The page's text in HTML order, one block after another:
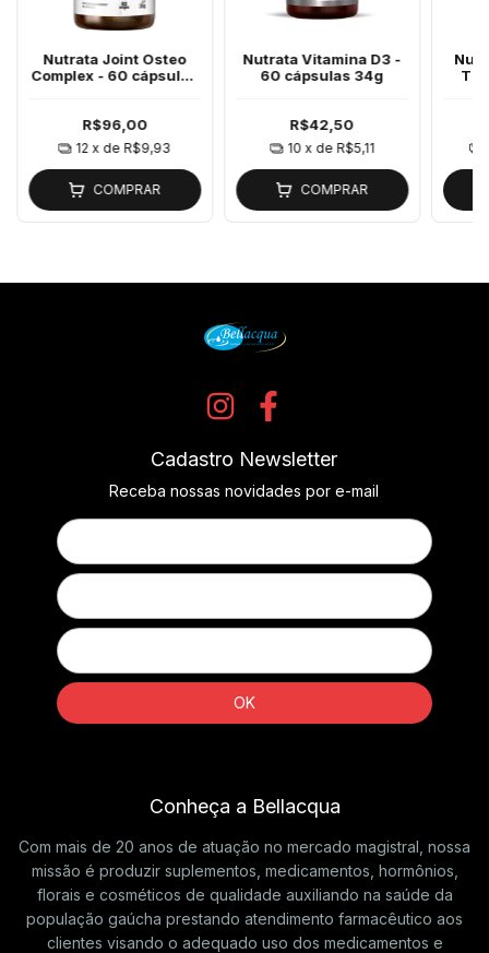
Nutrata Joint Osteo
Complex - 60 cápsulas
R$96,00
12 x de R$9,93
COMPRAR
Nutrata Vitamina D3 -
60 cápsulas 34g
R$42,50
10 x de R$5,11
COMPRAR
TG
Cadastro Newsletter
Receba nossas novidades por e-mail
Conheça a Bellacqua
Com mais de 20 anos de atuação no mercado magistral, nossa
missão é produzir suplementos, medicamentos, hormônios,
florais e cosméticos de qualidade auxiliando na saúde da
população gaúcha prestando atendimento farmacêutico aos
clientes visando o adequado uso dos medicamentos e